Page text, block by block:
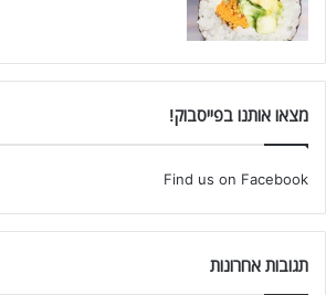
מצאו אותנו בפייסבוק!
Find us on Facebook
תגובות אחרונות